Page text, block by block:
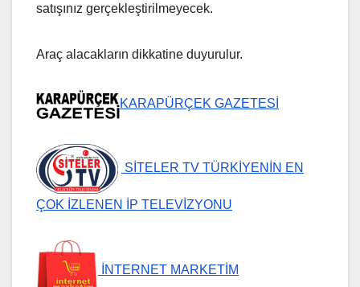
satışınız gerçekleştirilmeyecek.
Araç alacakların dikkatine duyurulur.
KARAPÜRÇEK GAZETESİ
SİTELER TV TÜRKİYENİN EN
ÇOK İZLENEN İP TELEVİZYONU
İNTERNET MARKETİM